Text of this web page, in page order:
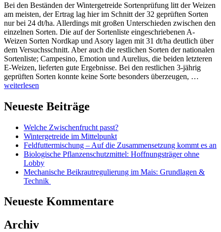
Bei den Beständen der Wintergetreide Sortenprüfung litt der Weizen
am meisten, der Ertrag lag hier im Schnitt der 32 geprüften Sorten
nur bei 24 dt/ha. Allerdings mit großen Unterschieden zwischen den
einzelnen Sorten. Die auf der Sortenliste eingeschriebenen A-
Weizen Sorten Nordkap und Asory lagen mit 31 dt/ha deutlich über
dem Versuchsschnitt. Aber auch die restlichen Sorten der nationalen
Sortenliste; Campesino, Emotion und Aurelius, die beiden letzteren
E-Weizen, lieferten gute Ergebnisse. Bei den restlichen 3-jährig
geprüften Sorten konnte keine Sorte besonders überzeugen, …
weiterlesen
zeigen
auch
hohen
Niederschlägen
was
sie
können
Neueste Beiträge
Welche Zwischenfrucht passt?
Wintergetreide im Mittelpunkt
Feldfuttermischung – Auf die Zusammensetzung kommt es an
Biologische Pflanzen­schutzmittel: Hoffnungs­träger ohne
Lobby
Mechanische Beikrautregulierung im Mais: Grundlagen &
Technik
Neueste Kommentare
Archiv